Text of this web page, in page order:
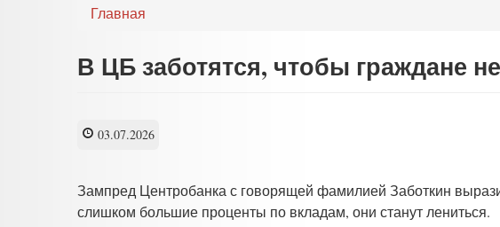
Главная
В ЦБ заботятся, чтобы граждане
03.07.2026
Зампред Центробанка с говорящей фамилией Заботкин
слишком большие проценты по вкладам, они станут лениться.